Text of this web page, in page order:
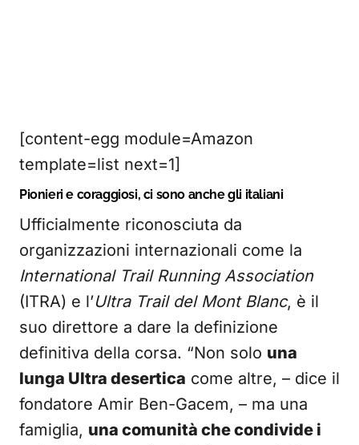
[content-egg module=Amazon
template=list next=1]
Pionieri e coraggiosi, ci sono anche gli italiani
Ufficialmente riconosciuta da
organizzazioni internazionali come la
International Trail Running Association
(ITRA) e l’Ultra Trail del Mont Blanc, è il
suo direttore a dare la definizione
definitiva della corsa. “Non solo una
lunga Ultra desertica come altre, – dice il
fondatore Amir Ben-Gacem, – ma una
famiglia, una comunità che condivide i